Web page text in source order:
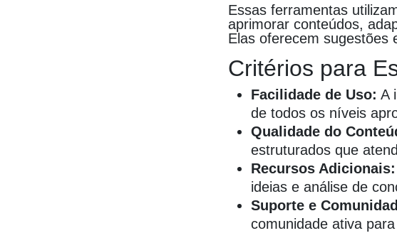
Essas ferramentas
aprimorar conteúdos,
Elas oferecem sugestões
Critérios para
Facilidade de Uso: A
de todos os níveis
Qualidade do
estruturados que
Recursos Adicionais:
ideias e análise de
Suporte e
comunidade ativa